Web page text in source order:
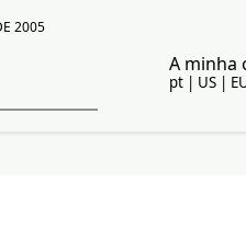
2005
A minha
pt | US |